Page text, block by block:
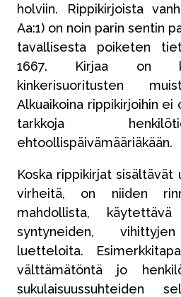
holviin. Rippikirjoista
Aa:1) on noin parin sentin
tavallisesta poiketen
1667. Kirjaa on
kinkerisuoritusten
Alkuaikoina rippikirjoihin
tarkkoja
ehtoollispäivämääriäkään.
Koska rippikirjat sisältävät
virheitä, on niiden
mahdollista,
syntyneiden,
luetteloita.
välttämätöntä jo
sukulaisuussuhteiden